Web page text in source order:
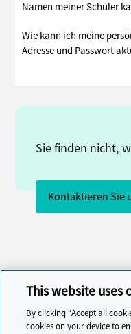
Namen meiner Schüler
Wie kann ich meine
Adresse und Passwort
Sie finden nicht,
Kontaktieren Sie
This website uses
By clicking “Accept all
cookies on your device to